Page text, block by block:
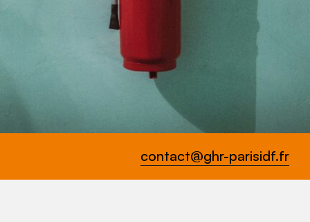
contact@ghr-parisidf.fr